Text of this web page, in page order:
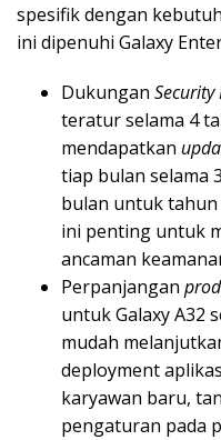
spesifik dengan
ini dipenuhi Galaxy
Dukungan Security
teratur selama 4
mendapatkan
tiap bulan selama
bulan untuk
ini penting untuk
ancaman
Perpanjangan
untuk Galaxy A32
mudah
deployment
karyawan baru,
pengaturan pada